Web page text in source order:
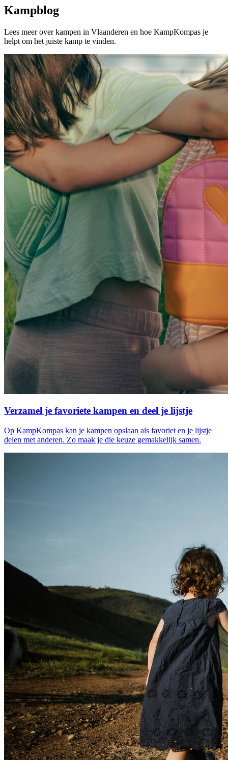
Kampblog
Lees meer over kampen in Vlaanderen en hoe KampKompas je
helpt om het juiste kamp te vinden.
Verzamel je favoriete kampen en deel je lijstje
Op KampKompas kan je kampen opslaan als favoriet en je lijstje
delen met anderen. Zo maak je die keuze gemakkelijk samen.